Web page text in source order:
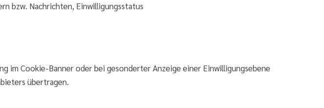
bzw. Nachrichten, Einwilligungsstatus
im Cookie-Banner oder bei gesonderter Anzeige einer Einwilligungsebene
übertragen.